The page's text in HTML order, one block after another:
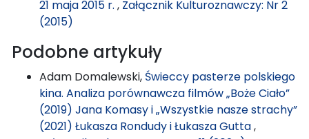
21 maja 2015 r. , Załącznik Kulturoznawczy: Nr 2
(2015)
Podobne artykuły
Adam Domalewski, Świeccy pasterze polskiego
kina. Analiza porównawcza filmów „Boże Ciało”
(2019) Jana Komasy i „Wszystkie nasze strachy”
(2021) Łukasza Rondudy i Łukasza Gutta,